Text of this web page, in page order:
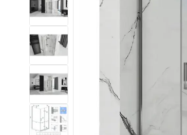
Linearni odvodi
Zahodi, toaleti
Umivaonici
Kade i paravani